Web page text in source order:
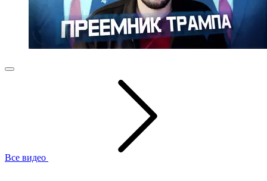
Все видео